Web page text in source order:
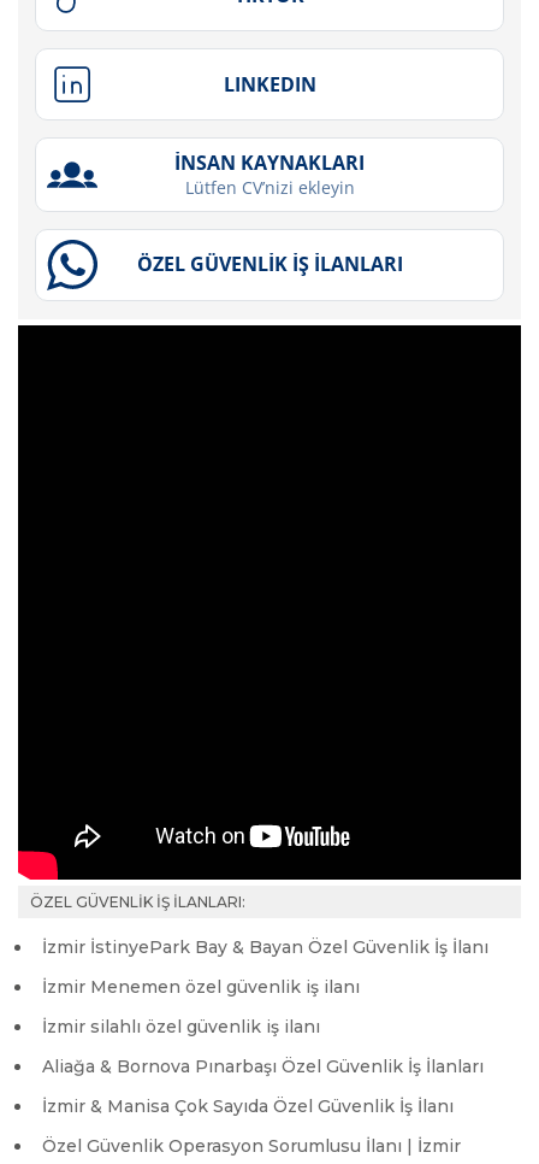
ÖZEL GÜVENLİK İŞ İLANLARI:
İzmir İstinyePark Bay & Bayan Özel Güvenlik İş İlanı
İzmir Menemen özel güvenlik iş ilanı
İzmir silahlı özel güvenlik iş ilanı
Aliağa & Bornova Pınarbaşı Özel Güvenlik İş İlanları
İzmir & Manisa Çok Sayıda Özel Güvenlik İş İlanı
Özel Güvenlik Operasyon Sorumlusu İlanı | İzmir